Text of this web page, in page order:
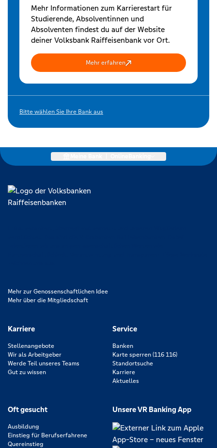
Mehr Informationen zum Karrierestart für
Studierende, Absolventinnen und
Absolventen findest du auf der Website
deiner Volksbank Raiffeisenbank vor Ort.
Mehr erfahren
Bitte wählen Sie Ihre Bank aus
Mehr zur Genossenschaftlichen Idee
Mehr über die Mitgliedschaft
Karriere
Stellenangebote
Wir als Arbeitgeber
Werde Teil unseres Teams
Gut zu wissen
Service
Banken
Karte sperren (116 116)
Standortsuche
Karriere
Aktuelles
Oft gesucht
Ausbildung
Einstieg für Berufserfahrene
Quereinstieg
Unsere VR Banking App